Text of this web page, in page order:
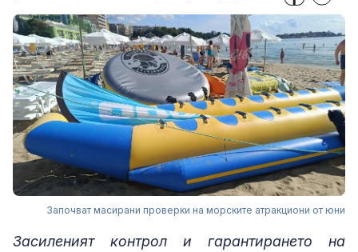
Започват масирани проверки на морските атракциони от юни
Засиленият контрол и гарантирането на